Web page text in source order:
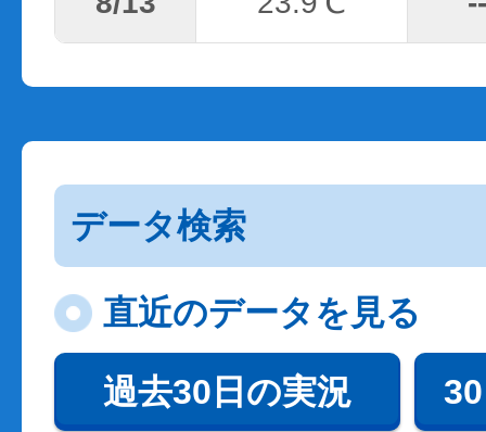
データ検索
直近のデータを見る
過去30日の実況